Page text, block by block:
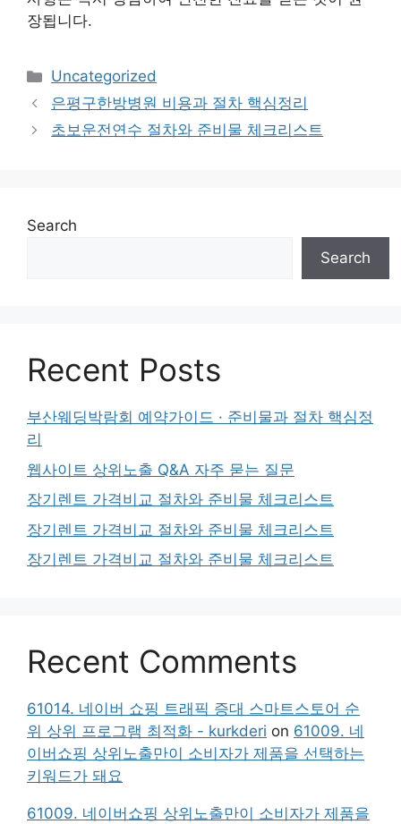
장됩니다.
Categories
Uncategorized
은평구한방병원 비용과 절차 핵심정리
초보운전연수 절차와 준비물 체크리스트
Search
Search
Recent Posts
부산웨딩박람회 예약가이드 · 준비물과 절차 핵심정
리
웹사이트 상위노출 Q&A 자주 묻는 질문
장기렌트 가격비교 절차와 준비물 체크리스트
장기렌트 가격비교 절차와 준비물 체크리스트
장기렌트 가격비교 절차와 준비물 체크리스트
Recent Comments
61014. 네이버 쇼핑 트래픽 증대 스마트스토어 순
위 상위 프로그램 최적화 - kurkderi on 61009. 네
이버쇼핑 상위노출만이 소비자가 제품을 선택하는
키워드가 돼요
61009. 네이버쇼핑 상위노출만이 소비자가 제품을